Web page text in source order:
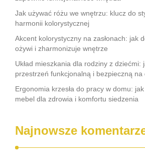
Jak używać różu we wnętrzu: klucz do
harmonii kolorystycznej
Akcent kolorystyczny na zasłonach: jak
ożywi i zharmonizuje wnętrze
Układ mieszkania dla rodziny z dziećmi:
przestrzeń funkcjonalną i bezpieczną na
Ergonomia krzesła do pracy w domu:
mebel dla zdrowia i komfortu siedzenia
Najnowsze